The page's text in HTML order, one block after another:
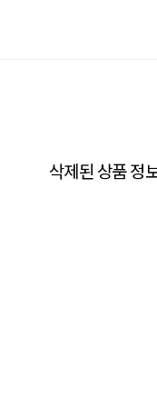
삭제된 상품 정